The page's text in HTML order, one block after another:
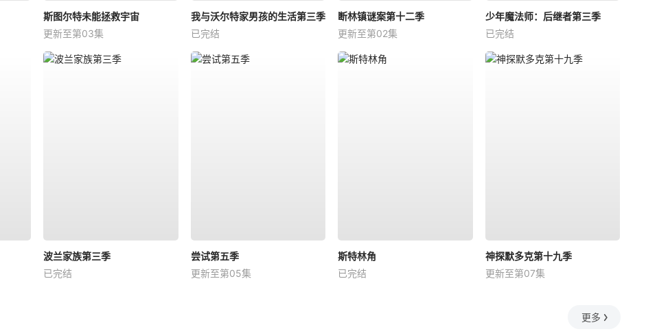
斯图尔特未能拯救宇宙
更新至第03集
我与沃尔特家男孩的生活第三季
已完结
断林镇谜案第十二季
更新至第02集
少年魔法师：后继者第三季
已完结
波兰家族第三季
已完结
尝试第五季
更新至第05集
斯特林角
已完结
神探默多克第十九季
更新至第07集
更多